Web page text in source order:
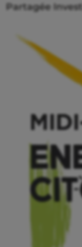
Partagée